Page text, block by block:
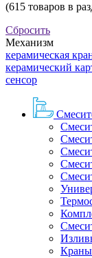
(615 товаров в
Сбросить
Механизм
керамическая
керамический
сенсор
Краны